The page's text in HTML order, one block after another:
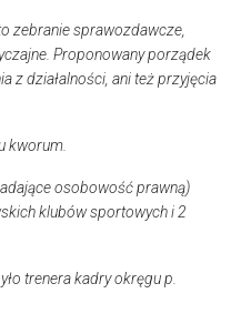
zebranie sprawozdawcze,
Proponowany porządek
z działalności, ani też przyjęcia
kworum.
osobowość prawną)
klubów sportowych i 2
trenera kadry okręgu p.